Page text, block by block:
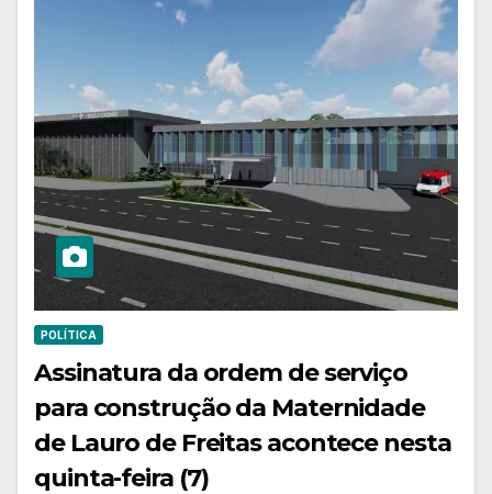
POLÍTICA
Assinatura da ordem de serviço
para construção da Maternidade
de Lauro de Freitas acontece nesta
quinta-feira (7)